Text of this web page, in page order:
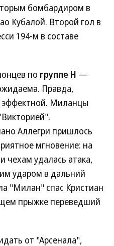
бомбардиром в
Кубалой. Второй гол в
194-м в составе
по группе H —
Правда,
эффектной. Миланцы
Аллегри пришлось
мгновение: на
чехам удалась атака,
ударом в дальний
"Милан" спас Кристиан
прыжке переведший
от "Арсенала",